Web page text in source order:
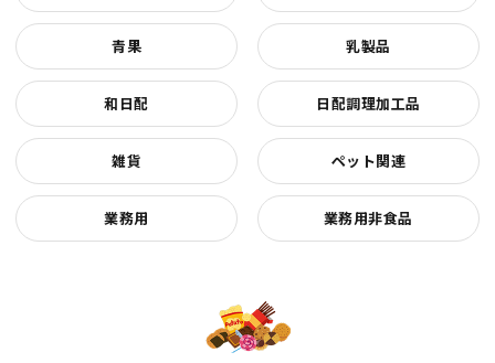
青果 乳製品
和日配 日配調理加工品
雑貨 ペット関連
業務用 業務用非食品